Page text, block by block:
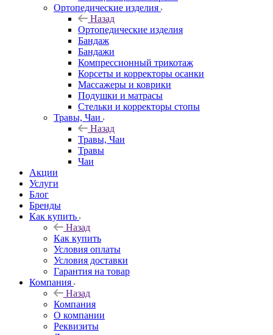
Ортопедические изделия
Назад
Ортопедические изделия
Бандаж
Бандажи
Компрессионный трикотаж
Корсеты и корректоры осанки
Массажеры и коврики
Подушки и матрасы
Стельки и корректоры стопы
Травы, Чаи
Назад
Травы, Чаи
Травы
Чаи
Акции
Услуги
Блог
Бренды
Как купить
Назад
Как купить
Условия оплаты
Условия доставки
Гарантия на товар
Компания
Назад
Компания
О компании
Реквизиты